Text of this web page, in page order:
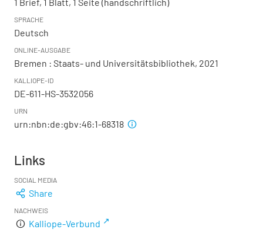
1 Brief, 1 Blatt, 1 Seite (handschriftlich)
SPRACHE
Deutsch
ONLINE-AUSGABE
Bremen : Staats- und Universitätsbibliothek, 2021
KALLIOPE-ID
DE-611-HS-3532056
URN
urn:nbn:de:gbv:46:1-68318
Links
SOCIAL MEDIA
Share
NACHWEIS
Kalliope-Verbund